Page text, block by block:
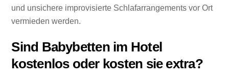
und unsichere improvisierte Schlafarrangements vor Ort
vermieden werden.
Sind Babybetten im Hotel
kostenlos oder kosten sie extra?